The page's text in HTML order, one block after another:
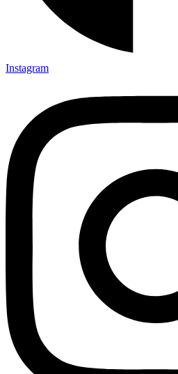
Instagram